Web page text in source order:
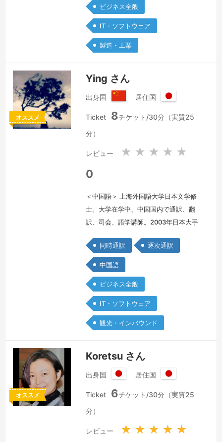
に、語学人材を派遣する委託業務も経験
しています。通訳（マーケティング、医
学/製薬、製造、官公庁、アカデミック
等、分野を問わず）、翻訳にて、国内外
ビジネス全般
IT・ソフトウェア
製造・工業
オススメ
Ying さん
出身国
華
共
居住国
本
Ticket 8チケット/30分（実質25
分）
レビュー ★ ★ ★ ★ ★
0
＜中国語＞ 上海外国語大学日本文学修
士。大学在学中、中国国内で通訳、翻
訳、司会、語学講師。2003年日本大手
独立、フリーランスとして通訳、翻訳、
語学講師、バイリンガル司会、コーディ
ネーター、写真作家、ライター、広報な
ど幅広く活動し、あらゆる分野の現場経
験を持っております。豊富な知識、的確
な表現、美しい発音、柔軟で誠実な姿勢
で対応させていただきます。★スケジ
同時通訳 逐次通訳
中国語
ビジネス全般
IT・ソフトウェア
観光・インバウンド
オススメ
Koretsu さん
出身国
本
居住国
本
Ticket 6チケット/30分（実質25
分）
レビュー ★ ★ ★ ★ ★